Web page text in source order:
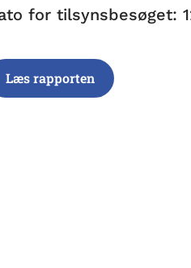
for tilsynsbesøget:
Læs rapporten